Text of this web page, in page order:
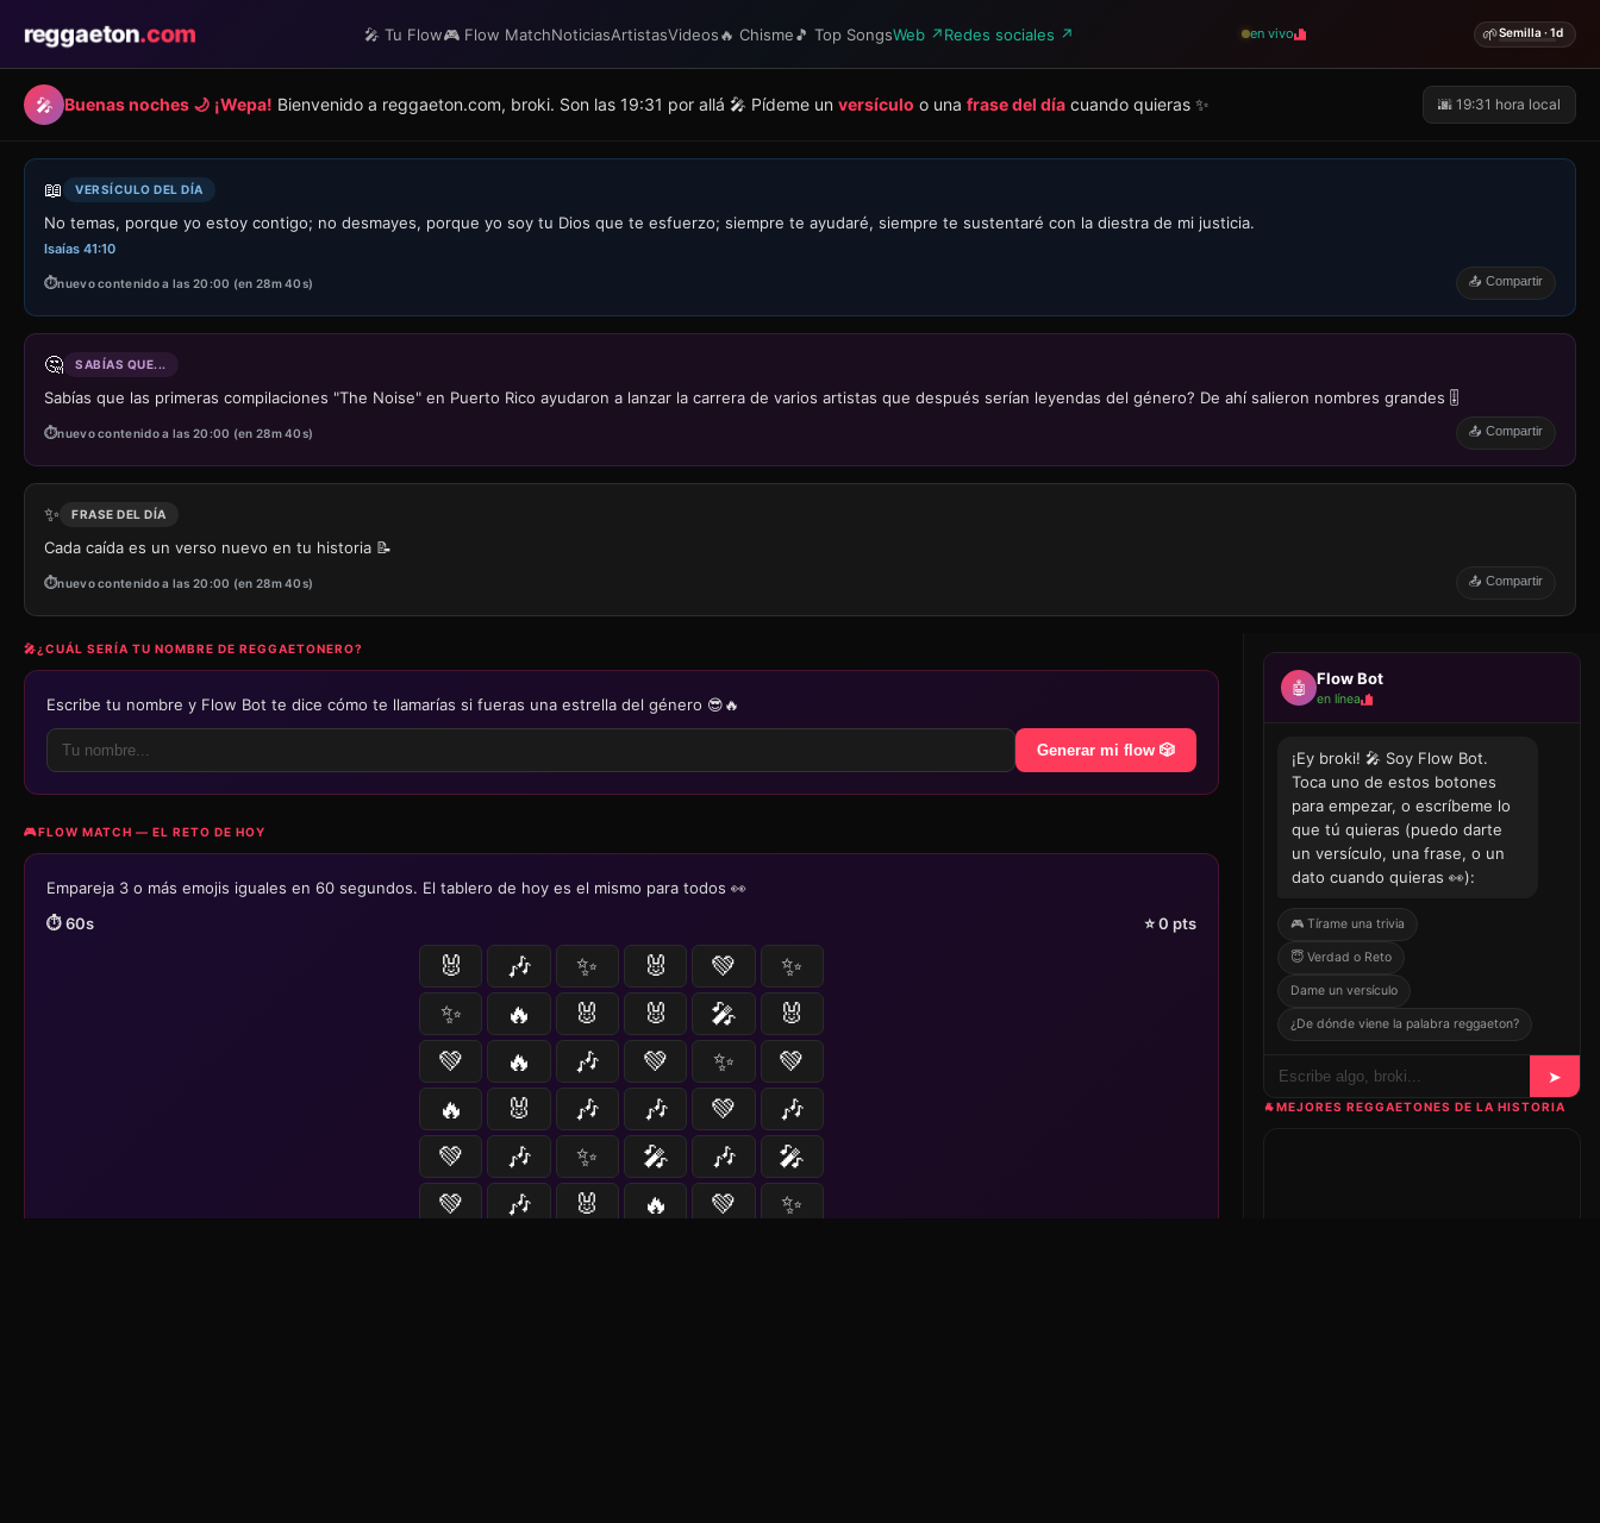
reggaeton.com 🎤 Tu Flow🎮 Flow MatchNoticiasArtistasVideos🔥 Chisme🎵 Top SongsWeb ↗Redes sociales ↗ en vivo 🌱Semilla · 1d
🎤 Buenas noches 🌙 ¡Wepa! Bienvenido a reggaeton.com, broki. Son las 19:31 por allá 🎤 Pídeme un versículo o una frase del día cuando quieras ✨ 🌆 19:31 hora local
📖 VERSÍCULO DEL DÍA
No temas, porque yo estoy contigo; no desmayes, porque yo soy tu Dios que te esfuerzo; siempre te ayudaré, siempre te sustentaré con la diestra de mi justicia.
Isaías 41:10
nuevo contenido a las 20:00 (en 28m 40s) 📤 Compartir
🤔 SABÍAS QUE...
Sabías que las primeras compilaciones "The Noise" en Puerto Rico ayudaron a lanzar la carrera de varios artistas que después serían leyendas del género? De ahí salieron nombres grandes 🎚️
nuevo contenido a las 20:00 (en 28m 40s) 📤 Compartir
✨ FRASE DEL DÍA
Cada caída es un verso nuevo en tu historia 📝
nuevo contenido a las 20:00 (en 28m 40s) 📤 Compartir
🎤¿CUÁL SERÍA TU NOMBRE DE REGGAETONERO?
Escribe tu nombre y Flow Bot te dice cómo te llamarías si fueras una estrella del género 😎🔥
Generar mi flow 🎲
🎮FLOW MATCH — EL RETO DE HOY
Empareja 3 o más emojis iguales en 60 segundos. El tablero de hoy es el mismo para todos 👀
⏱️60s ⭐0 pts
🐰 🎶 ✨ 🐰 💚
✨
✨
🔥 🐰 🐰 🎤
🐰
💚
🔥 🎶 💚 ✨
💚
🔥
🐰 🎶 🎶 💚
🎶
💚
🎶 ✨ 🎤 🎶
🎤
💚
🎶 🐰 🔥 💚 ✨
🤖 Flow Bot
en línea
¡Ey broki! 🎤 Soy Flow Bot.
Toca uno de estos botones
para empezar, o escríbeme lo
que tú quieras (puedo darte
un versículo, una frase, o un
dato cuando quieras 👀):
🎮 Tírame una trivia
😇 Verdad o Reto
Dame un versículo
¿De dónde viene la palabra reggaeton?
➤
🐐MEJORES REGGAETONES DE LA HISTORIA